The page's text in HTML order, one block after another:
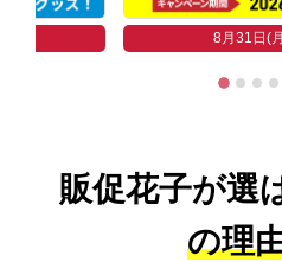
8月31日(
販促花子が選
の理